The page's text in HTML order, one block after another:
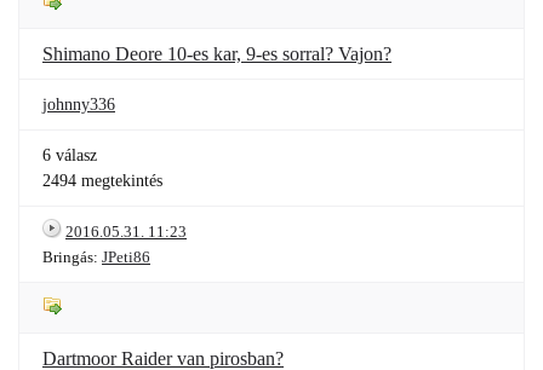
Shimano Deore 10-es kar, 9-es sorral? Vajon?
johnny336
6 válasz
2494 megtekintés
2016.05.31. 11:23
Bringás: JPeti86
Dartmoor Raider van pirosban?